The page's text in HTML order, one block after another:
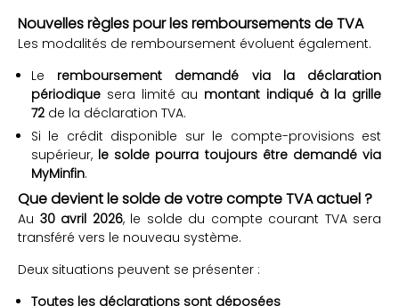
Nouvelles règles pour les remboursements de TVA
Les modalités de remboursement évoluent également.
Le remboursement demandé via la déclaration
périodique sera limité au montant indiqué à la grille
72 de la déclaration TVA.
Si le crédit disponible sur le compte-provisions est
supérieur, le solde pourra toujours être demandé via
MyMinfin.
Que devient le solde de votre compte TVA actuel ?
Au 30 avril 2026, le solde du compte courant TVA sera
transféré vers le nouveau système.
Deux situations peuvent se présenter :
Toutes les déclarations sont déposées